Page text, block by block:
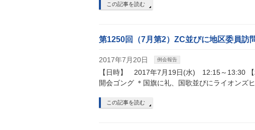
この記事を読む
第1250回（7月第2）ZC並びに地区委員訪
2017年7月20日 例会報告
【日時】 2017年7月19日(水) 12:15～13:30
開会ゴング ＊国旗に礼、国歌並びにライオン
この記事を読む